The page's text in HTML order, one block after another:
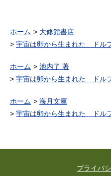
ホーム
大修館書店
宇宙は卵から生まれた ドル
ホーム
池内了 著
宇宙は卵から生まれた ドル
ホーム
海月文庫
宇宙は卵から生まれた ドル
プライバ